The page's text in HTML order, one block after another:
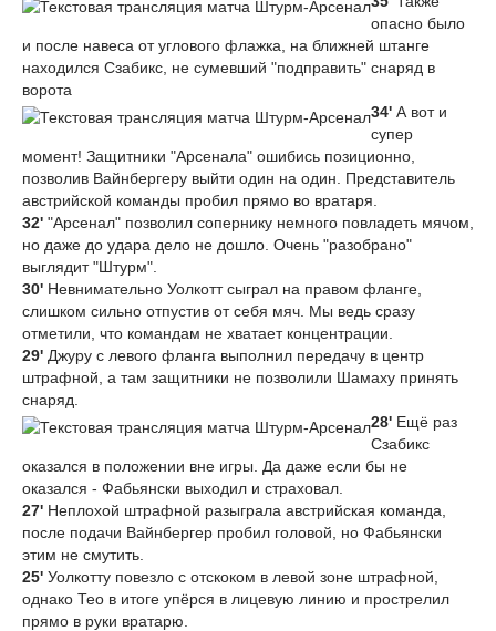
опасно было
и после навеса от углового флажка, на ближней штанге
находился Сзабикс, не сумевший "подправить" снаряд в
ворота
34' А вот и
супер
момент! Защитники "Арсенала" ошибись позиционно,
позволив Вайнбергеру выйти один на один. Представитель
австрийской команды пробил прямо во вратаря.
32' "Арсенал" позволил сопернику немного повладеть мячом,
но даже до удара дело не дошло. Очень "разобрано"
выглядит "Штурм".
30' Невнимательно Уолкотт сыграл на правом фланге,
слишком сильно отпустив от себя мяч. Мы ведь сразу
отметили, что командам не хватает концентрации.
29' Джуру с левого фланга выполнил передачу в центр
штрафной, а там защитники не позволили Шамаху принять
снаряд.
28' Ещё раз
Сзабикс
оказался в положении вне игры. Да даже если бы не
оказался - Фабьянски выходил и страховал.
27' Неплохой штрафной разыграла австрийская команда,
после подачи Вайнбергер пробил головой, но Фабьянски
этим не смутить.
25' Уолкотту повезло с отскоком в левой зоне штрафной,
однако Тео в итоге упёрся в лицевую линию и прострелил
прямо в руки вратарю.